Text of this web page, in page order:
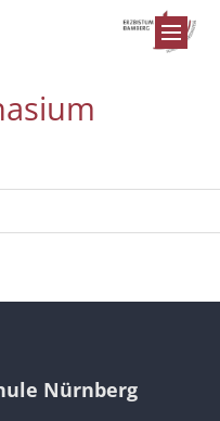
Nürnberg